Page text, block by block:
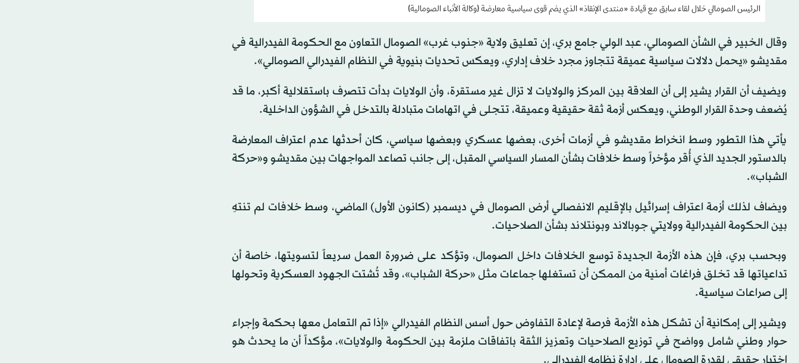
الرئيس الصومالي خلال لقاء سابق مع قيادة «منتدى الإنقاذ» الذي يضم قوى سياسية معارضة (وكالة الأنباء الصومالية)
وقال الخبير في الشأن الصومالي، عبد الولي جامع بري، إن تعليق ولاية «جنوب غرب» الصومال التعاون مع الحكومة الفيدرالية في
مقديشو «يحمل دلالات سياسية عميقة تتجاوز مجرد خلاف إداري، ويعكس تحديات بنيوية في النظام الفيدرالي الصومالي».
ويضيف أن القرار يشير إلى أن العلاقة بين المركز والولايات لا تزال غير مستقرة، وأن الولايات بدأت تتصرف باستقلالية أكبر، ما قد
يُضعف وحدة القرار الوطني، ويعكس أزمة ثقة حقيقية وعميقة، تتجلى في اتهامات متبادلة بالتدخل في الشؤون الداخلية.
يأتي هذا التطور وسط انخراط مقديشو في أزمات أخرى، بعضها عسكري وبعضها سياسي، كان أحدثها عدم اعتراف المعارضة
بالدستور الجديد الذي أُقر مؤخراً وسط خلافات بشأن المسار السياسي المقبل، إلى جانب تصاعد المواجهات بين مقديشو و«حركة
الشباب».
ويضاف لذلك أزمة اعتراف إسرائيل بالإقليم الانفصالي أرض الصومال في ديسمبر (كانون الأول) الماضي، وسط خلافات لم تنتهِ
بين الحكومة الفيدرالية وولايتي جوبالاند وبونتلاند بشأن الصلاحيات.
وبحسب بري، فإن هذه الأزمة الجديدة توسع الخلافات داخل الصومال، وتؤكد على ضرورة العمل سريعاً لتسويتها، خاصة أن
تداعياتها قد تخلق فراغات أمنية من الممكن أن تستغلها جماعات مثل «حركة الشباب»، وقد تُشتت الجهود العسكرية وتحولها
إلى صراعات سياسية.
ويشير إلى إمكانية أن تشكل هذه الأزمة فرصة لإعادة التفاوض حول أسس النظام الفيدرالي «إذا تم التعامل معها بحكمة وإجراء
حوار وطني شامل وواضح في توزيع الصلاحيات وتعزيز الثقة باتفاقات ملزمة بين الحكومة والولايات»، مؤكداً أن ما يحدث هو
اختبار حقيقي لقدرة الصومال على إدارة نظامه الفيدرالي.